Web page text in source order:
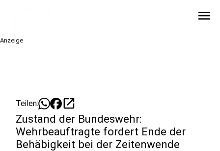
menu
Anzeige
Teilen: open_in_new
Zustand der Bundeswehr:
Wehrbeauftragte fordert Ende der
Behäbigkeit bei der Zeitenwende